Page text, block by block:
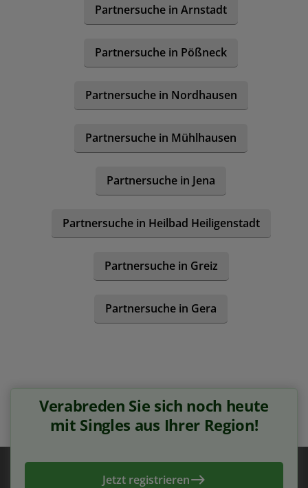
Partnersuche in Arnstadt
Partnersuche in Pößneck
Partnersuche in Nordhausen
Partnersuche in Mühlhausen
Partnersuche in Jena
Partnersuche in Heilbad Heiligenstadt
Partnersuche in Greiz
Partnersuche in Gera
Verabreden Sie sich noch heute
mit Singles aus Ihrer Region!
Jetzt registrieren